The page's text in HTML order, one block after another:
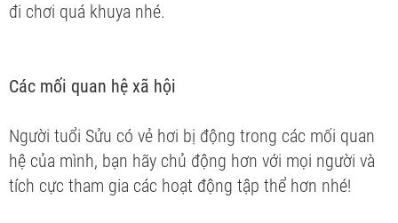
đi chơi quá khuya nhé.
Các mối quan hệ xã hội
Người tuổi Sửu có vẻ hơi bị động trong các mối quan
hệ của mình, bạn hãy chủ động hơn với mọi người và
tích cực tham gia các hoạt động tập thể hơn nhé!